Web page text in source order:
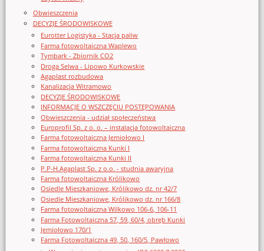
Obwieszczenia
DECYZJE ŚRODOWISKOWE
Eurotter Logistyka - Stacja paliw
Farma fotowoltaiczna Waplewo
Tymbark - Zbiornik CO2
Droga Selwa - Lipowo Kurkowskie
Agaplast rozbudowa
Kanalizacja Witramowo
DECYZJE ŚRODOWISKOWE
INFORMACJE O WSZCZĘCIU POSTĘPOWANIA
Obwieszczenia - udział społeczeństwa
Europrofil Sp. z o. o. – instalacja fotowoltaiczna
Farma fotowoltaiczna Jemiołowo I
Farma fotowoltaiczna Kunki I
Farma fotowoltaiczna Kunki II
P.P-H.Agaplast Sp. z o.o. - studnia awaryjna
Farma fotowoltaiczna Królikowo
Osiedle Mieszkaniowe, Królikowo dz. nr 42/7
Osiedle Mieszkaniowe, Królikowo dz. nr 166/8
Farma fotowoltaiczna Wilkowo 106-6, 106-11
Farma Fotowoltaiczna 57, 59, 60/4, obręb Kunki
Jemiołowo 170/1
Farma Fotowoltaiczna 49, 50, 160/5, Pawłowo